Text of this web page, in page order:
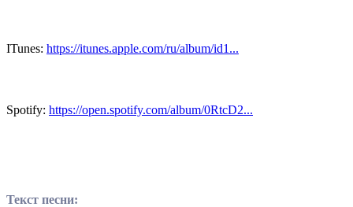
ITunes: https://itunes.apple.com/ru/album/id1...
Spotify: https://open.spotify.com/album/0RtcD2...
Текст песни: